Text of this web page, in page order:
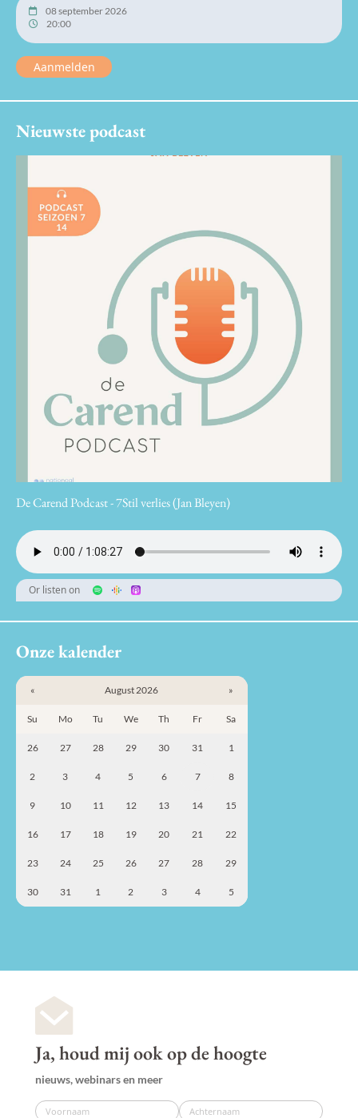
08 september 2026
20:00
Aanmelden
Nieuwste podcast
De Carend Podcast - 7Stil verlies (Jan Bleyen)
Or listen on
Onze kalender
« August 2026 »
Su Mo Tu We Th Fr Sa
26 27 28 29 30 31 1
2 3 4 5 6 7 8
9 10 11 12 13 14 15
16 17 18 19 20 21 22
23 24 25 26 27 28 29
30 31 1 2 3 4 5
Ja, houd mij ook op de hoogte
nieuws, webinars en meer